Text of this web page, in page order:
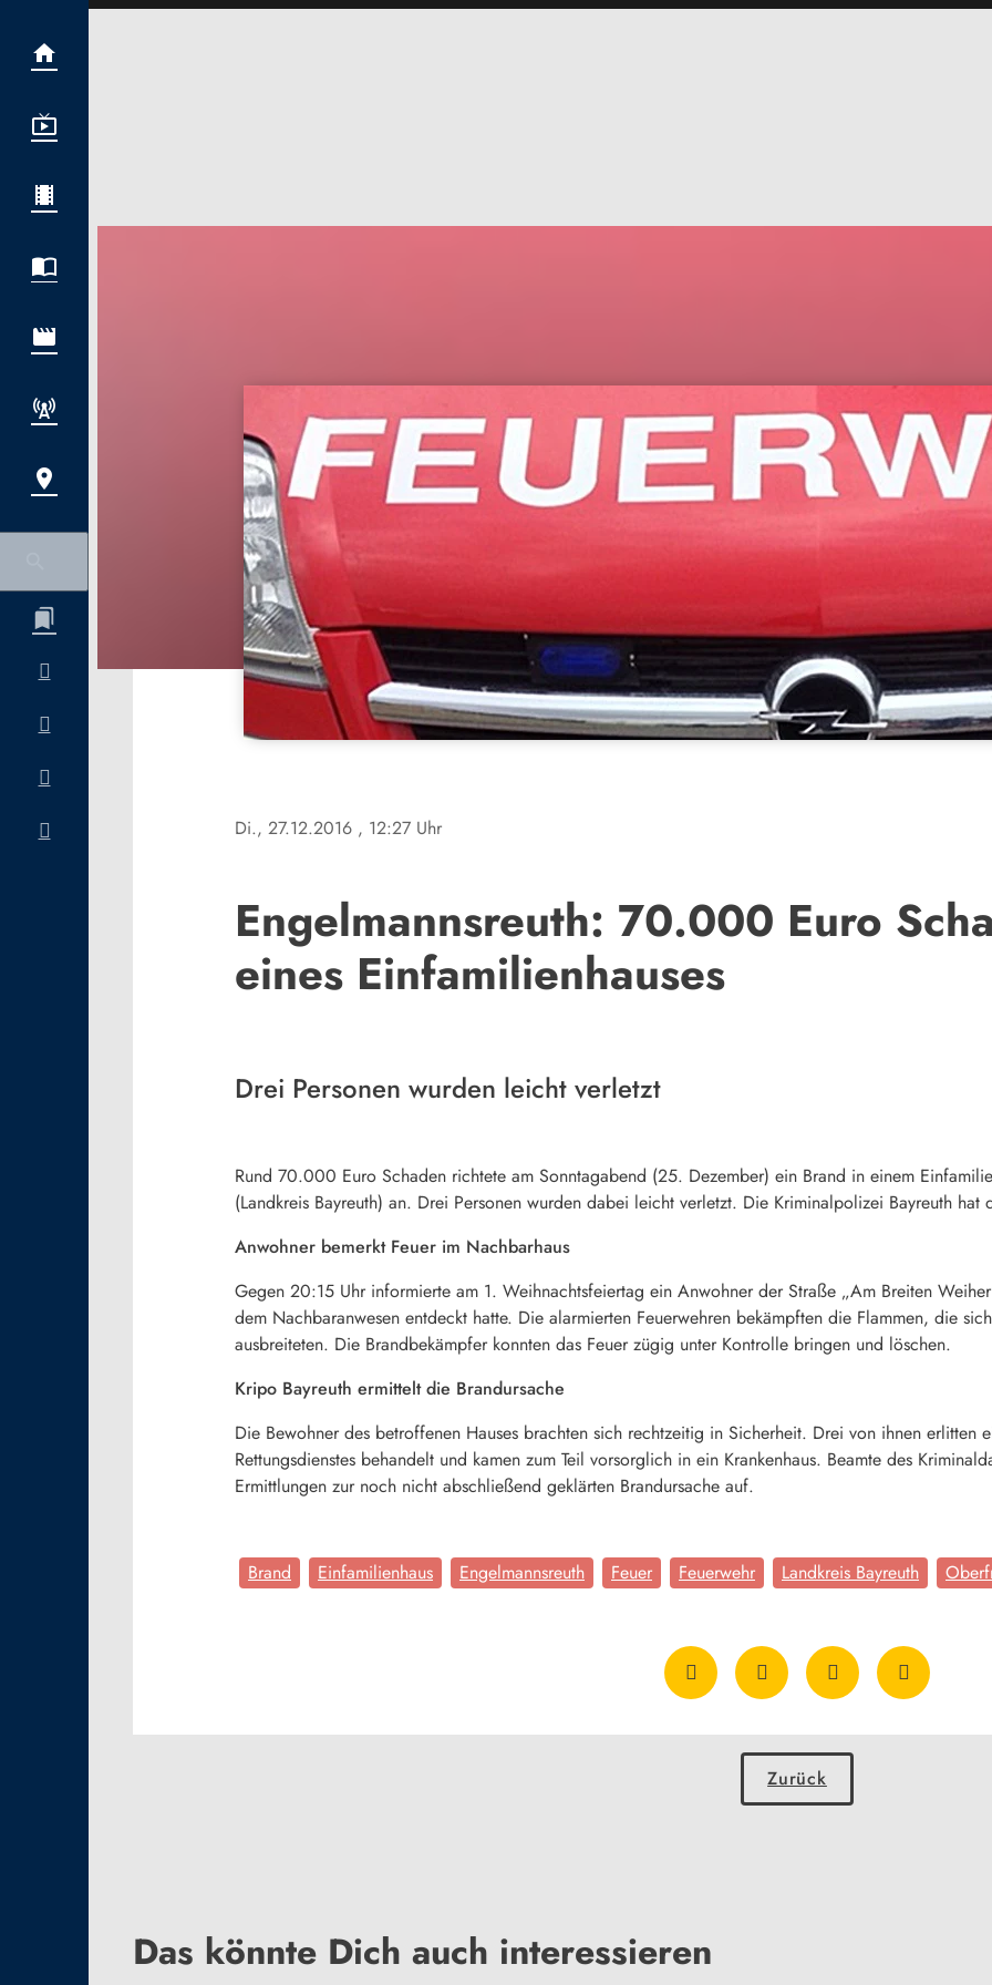
Di., 27.12.2016 , 12:27 Uhr
Engelmannsreuth: 70.000 Euro
eines Einfamilienhauses
Drei Personen wurden leicht verletzt
Rund 70.000 Euro Schaden richtete am Sonntagabend (25. Dezember) ein Brand in einem
(Landkreis Bayreuth) an. Drei Personen wurden dabei leicht verletzt. Die Kriminalpolizei Bayreuth hat
Anwohner bemerkt Feuer im Nachbarhaus
Gegen 20:15 Uhr informierte am 1. Weihnachtsfeiertag ein Anwohner der Straße „Am Breiten
dem Nachbaranwesen entdeckt hatte. Die alarmierten Feuerwehren bekämpften die Flammen, die
ausbreiteten. Die Brandbekämpfer konnten das Feuer zügig unter Kontrolle bringen und löschen.
Kripo Bayreuth ermittelt die Brandursache
Die Bewohner des betroffenen Hauses brachten sich rechtzeitig in Sicherheit. Drei von ihnen erlitten
Rettungsdienstes behandelt und kamen zum Teil vorsorglich in ein Krankenhaus. Beamte des
Ermittlungen zur noch nicht abschließend geklärten Brandursache auf.
Brand Einfamilienhaus Engelmannsreuth Feuer Feuerwehr Landkreis Bayreuth
Zurück
Das könnte Dich auch interessieren